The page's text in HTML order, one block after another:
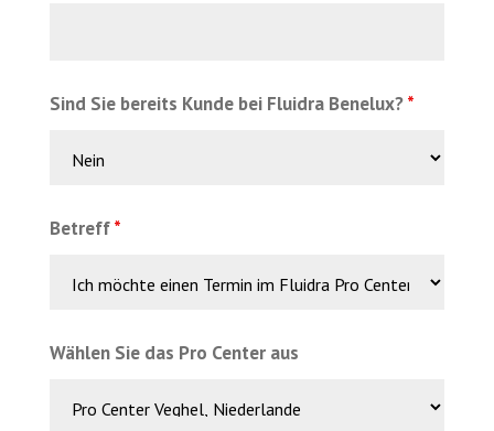
Sind Sie bereits Kunde bei Fluidra Benelux?*
Betreff*
Wählen Sie das Pro Center aus